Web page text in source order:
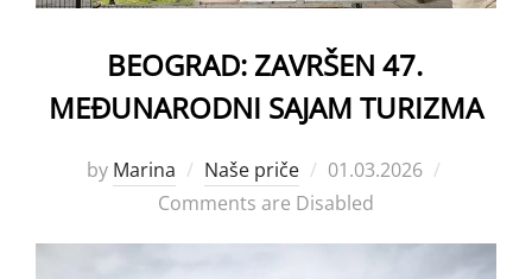
BEOGRAD: ZAVRŠEN 47.
MEĐUNARODNI SAJAM TURIZMA
by Marina Naše priče
Posted
on
01.03.2026
Comments are Disabled